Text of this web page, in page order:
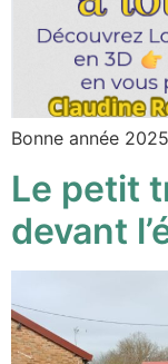
Bonne année
Le petit
devant